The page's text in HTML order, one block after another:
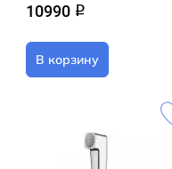
10990 q
В корзину